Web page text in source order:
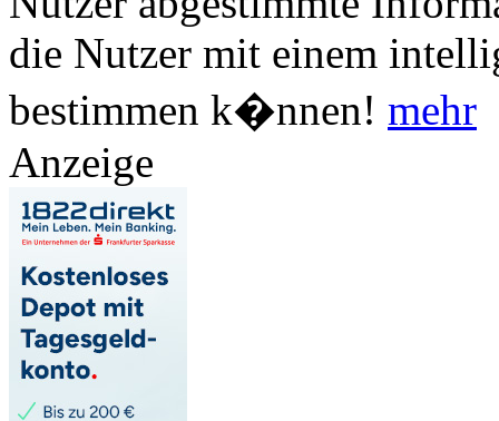
die Nutzer mit einem
bestimmen k�nnen! mehr
Anzeige